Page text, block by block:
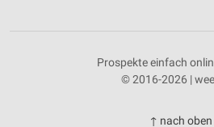
Prospekte einfach
© 2016-2026 |
↑ nach oben